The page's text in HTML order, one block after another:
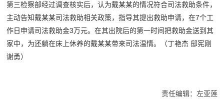
第三检察部经过调查核实后，认为戴某某的情况符合司法救助条件，
主动告知戴某某司法救助相关政策，指导其提出救助申请，在7个工
作日申请司法救助金3万元。在其出院后的第一时间把救助金送到其
家中，为还躺在床上休养的戴某某带来司法温情。（丁艳杰 邸宪刚
谢勇）
责任编辑：左亚莲